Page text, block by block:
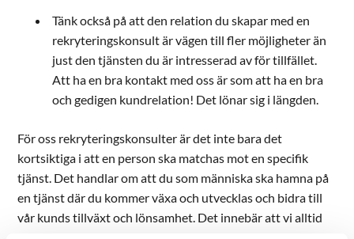
Tänk också på att den relation du skapar med en
rekryteringskonsult är vägen till fler möjligheter än
just den tjänsten du är intresserad av för tillfället.
Att ha en bra kontakt med oss är som att ha en bra
och gedigen kundrelation! Det lönar sig i längden.
För oss rekryteringskonsulter är det inte bara det
kortsiktiga i att en person ska matchas mot en specifik
tjänst. Det handlar om att du som människa ska hamna på
en tjänst där du kommer växa och utvecklas och bidra till
vår kunds tillväxt och lönsamhet. Det innebär att vi alltid